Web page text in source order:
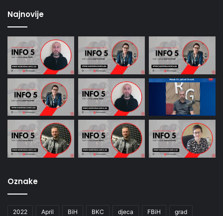
Najnovije
Oznake
2022 April BiH BKC djeca FBiH grad